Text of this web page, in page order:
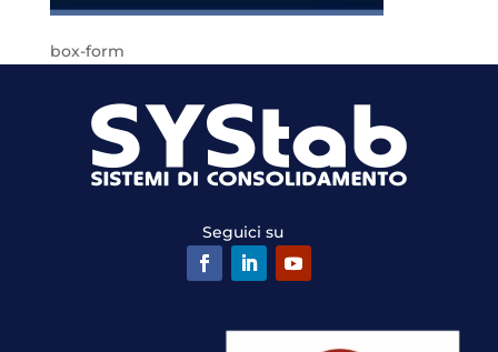
box-form
Seguici su